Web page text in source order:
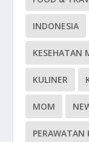
INDONESIA
KESEHATAN
KULINER
MOM
PERAWATAN